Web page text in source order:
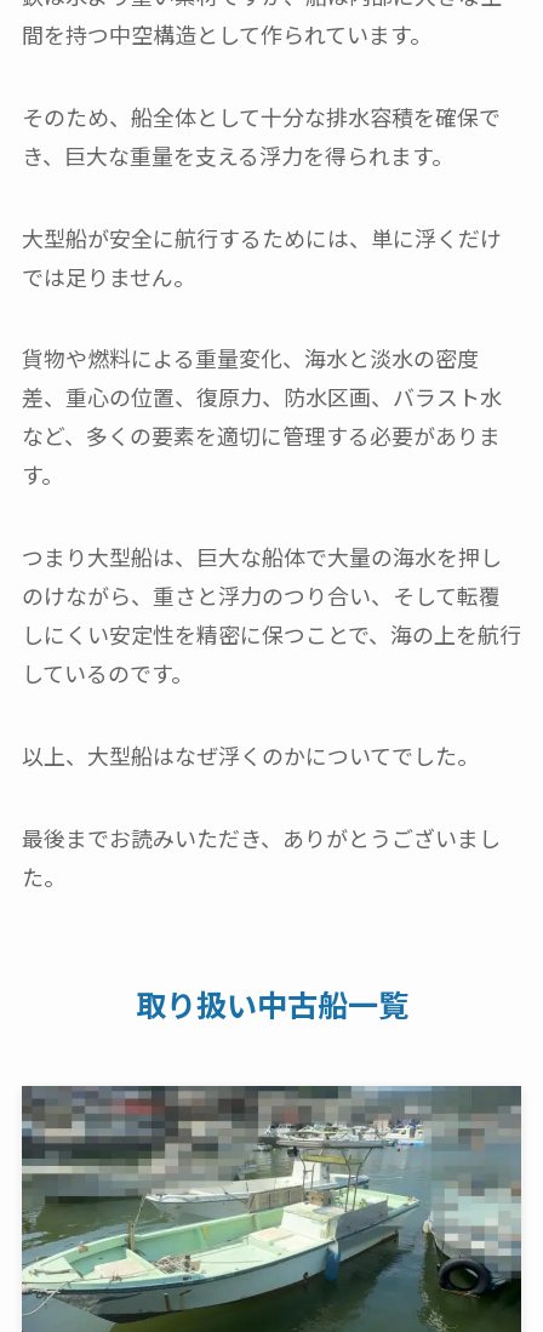
間を持つ中空構造として作られています。
そのため、船全体として十分な排水容積を確保で
き、巨大な重量を支える浮力を得られます。
大型船が安全に航行するためには、単に浮くだけ
では足りません。
貨物や燃料による重量変化、海水と淡水の密度
差、重心の位置、復原力、防水区画、バラスト水
など、多くの要素を適切に管理する必要がありま
す。
つまり大型船は、巨大な船体で大量の海水を押し
のけながら、重さと浮力のつり合い、そして転覆
しにくい安定性を精密に保つことで、海の上を航行
しているのです。
以上、大型船はなぜ浮くのかについてでした。
最後までお読みいただき、ありがとうございまし
た。
取り扱い中古船一覧